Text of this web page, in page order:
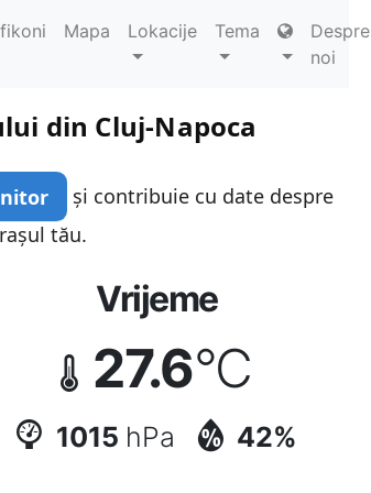
Mapa Lokacije Tema
Despre
noi
din Cluj-Napoca
și contribuie cu date despre
tău.
Vrijeme
27.6°C
1015 hPa 42%